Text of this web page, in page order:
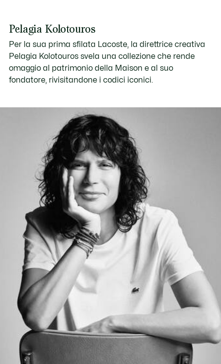
Pelagia Kolotouros
Per la sua prima sfilata Lacoste, la direttrice creativa
Pelagia Kolotouros svela una collezione che rende
omaggio al patrimonio della Maison e al suo
fondatore, rivisitandone i codici iconici.